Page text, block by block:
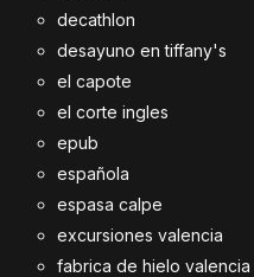
decathlon
desayuno en tiffany's
el capote
el corte ingles
epub
española
espasa calpe
excursiones valencia
fabrica de hielo valencia